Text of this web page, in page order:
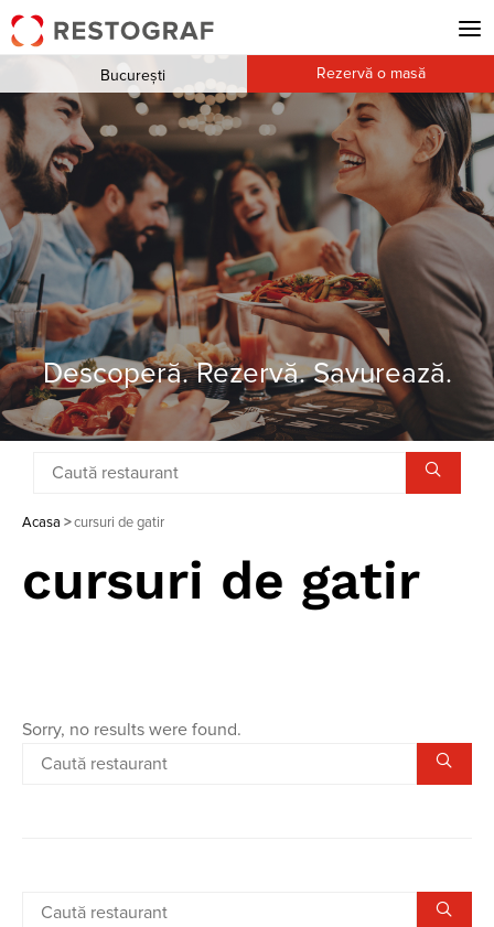
Descoperă. Rezervă. Savurează.
București Rezervă o masă
Acasa >cursuri de gatir
cursuri de gatir
Sorry, no results were found.